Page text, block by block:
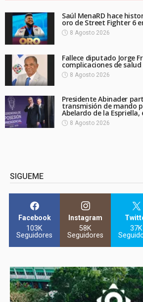
Saúl MenaRD hace
oro de Street Fighter 6
8 Agosto 2026
Fallece diputado Jorge
complicaciones de salud
8 Agosto 2026
Presidente Abinader
transmisión de mando
Abelardo de la Espriella,
8 Agosto 2026
SIGUEME
Facebook
103K
Seguidores
Instagram
58K
Seguidores
37K